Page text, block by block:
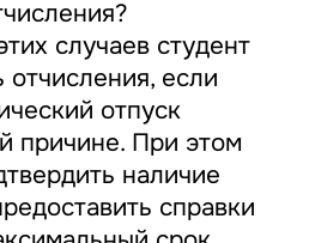
случаев студент
если
отпуск
причине. При этом
наличие
справки